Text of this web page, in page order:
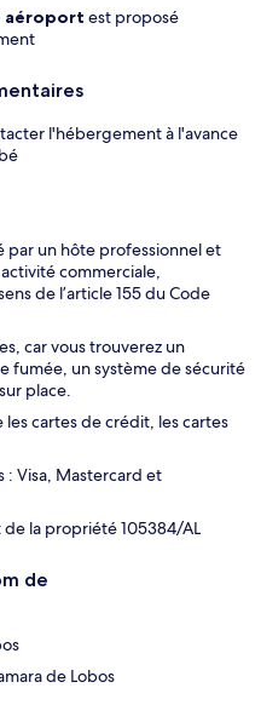
aéroport est proposé
l'hébergement à l'avance
un hôte professionnel et
commerciale,
de l’article 155 du Code
car vous trouverez un
fumée, un système de sécurité
place.
cartes de crédit, les cartes
: Visa, Mastercard et
la propriété 105384/AL
de
de Lobos